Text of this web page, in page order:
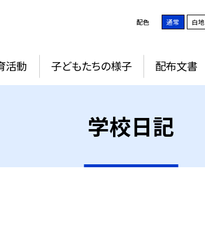
配色 通常 白地
活動 子どもたちの様子 配布文書
学校日記